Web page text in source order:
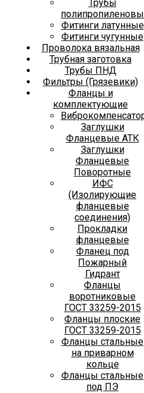
Трубы
Фитинги латунные
Фитинги чугунные
Проволока вязальная
Трубная заготовка
Трубы ПНД
Фильтры (Грязевики)
Фланцы и
комплектующие
Заглушки
Фланцевые АТК
Заглушки
Фланцевые
Поворотные
ИФС
(Изолирующие
фланцевые
соединения)
Прокладки
фланцевые
Фланец под
Пожарный
Гидрант
Фланцы
воротниковые
ГОСТ 33259-2015
Фланцы плоские
ГОСТ 33259-2015
Фланцы стальные
на приварном
кольце
Фланцы стальные
под ПЭ